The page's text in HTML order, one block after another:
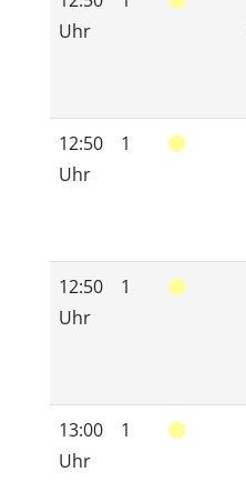
Uhr
12:50
Uhr
1
12:50
Uhr
1
13:00
Uhr
1